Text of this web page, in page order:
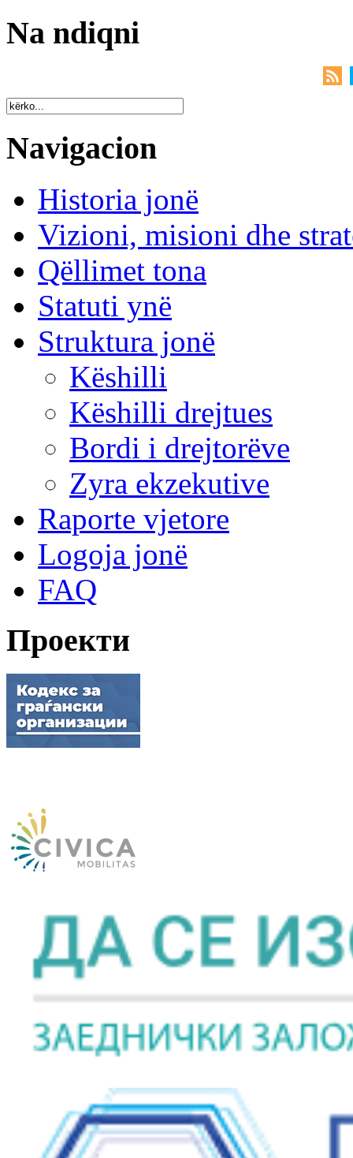
Na ndiqni
Navigacion
Historia jonë
Vizioni, misioni dhe
Qëllimet tona
Statuti ynë
Struktura jonë
Këshilli
Këshilli drejtues
Bordi i drejtorëve
Zyra ekzekutive
Raporte vjetore
Logoja jonë
FAQ
Проекти